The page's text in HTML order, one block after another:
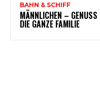
BAHN & SCHIFF
MÄNNLICHEN –
DIE GANZE FAMILIE